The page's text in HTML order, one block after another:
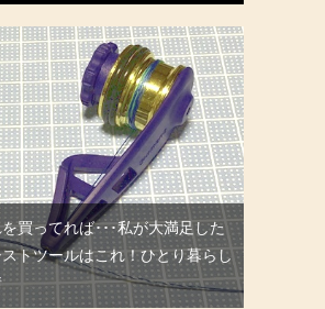
買ってれば･･･私が大満足した
トツールはこれ！ひとり暮らし